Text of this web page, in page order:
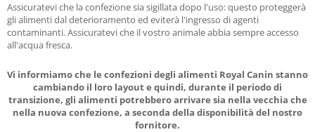
Assicuratevi che la confezione sia sigillata dopo l'uso: questo proteggerà
gli alimenti dal deterioramento ed eviterà l'ingresso di agenti
contaminanti. Assicuratevi che il vostro animale abbia sempre accesso
all'acqua fresca.
Vi informiamo che le confezioni degli alimenti Royal Canin stanno
cambiando il loro layout e quindi, durante il periodo di
transizione, gli alimenti potrebbero arrivare sia nella vecchia che
nella nuova confezione, a seconda della disponibilità del nostro
fornitore.